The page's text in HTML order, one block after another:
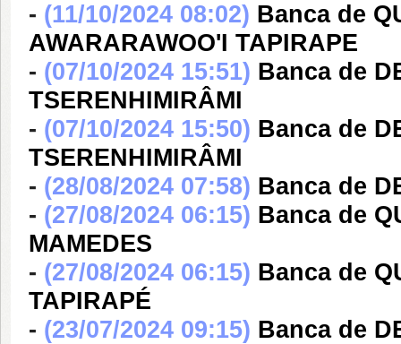
- (11/10/2024 08:02) Banca de
AWARARAWOO'I TAPIRAPE
- (07/10/2024 15:51) Banca de
TSERENHIMIRÂMI
- (07/10/2024 15:50) Banca de
TSERENHIMIRÂMI
- (28/08/2024 07:58) Banca de
- (27/08/2024 06:15) Banca de
MAMEDES
- (27/08/2024 06:15) Banca de
TAPIRAPÉ
- (23/07/2024 09:15) Banca de